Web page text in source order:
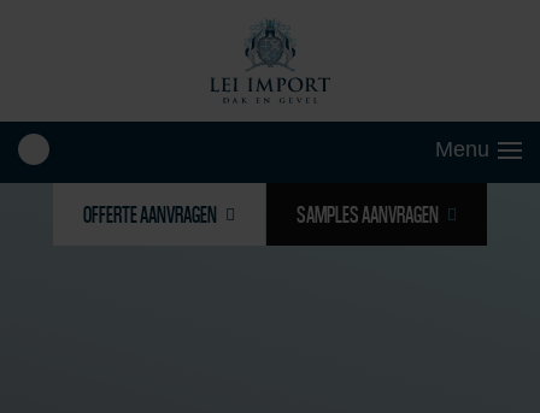
OFFERTE AANVRAGEN SAMPLES AANVRAGEN